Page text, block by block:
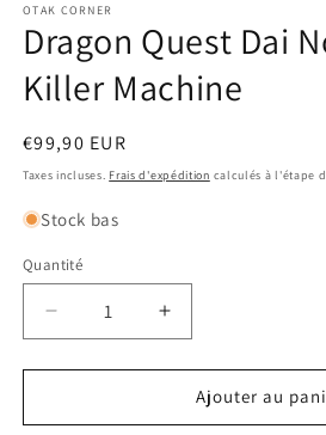
OTAK CORNER
Dragon Quest Dai
Killer Machine
Prix
habituel
€99,90 EUR
Taxes incluses. Frais d'expédition calculés à l'étape
Stock bas
Quantité
Réduire
la
quantité
Dragon
Augmenter
la
quantité
Dragon
Ajouter au